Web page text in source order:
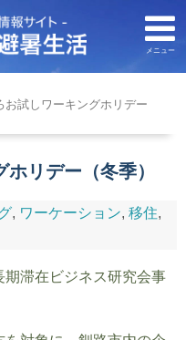
メニュー
お試しワーキングホリデー
リデー（冬季）
, ワーケーション,移住,
滞在ビジネス研究会事